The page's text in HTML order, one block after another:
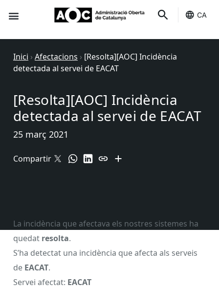
CA
Inici › Afectacions › [Resolta][AOC] Incidència
detectada al servei de EACAT
[Resolta][AOC] Incidència
detectada al servei de EACAT
25 març 2021
Compartir
La incidència que afectava els nostres sistemes ha
quedat resolta.
S’ha detectat una incidència que afecta als serveis
de EACAT.
Servei afectat: EACAT